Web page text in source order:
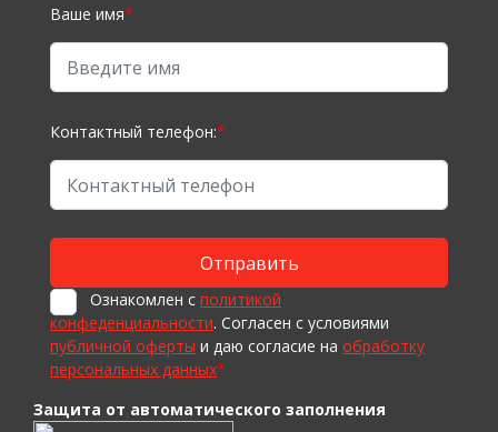
Ваше имя*
Контактный телефон:*
Ознакомлен с политикой
конфеденциальности. Согласен с условиями
публичной оферты и даю согласие на обработку
персональных данных*
Защита от автоматического заполнения